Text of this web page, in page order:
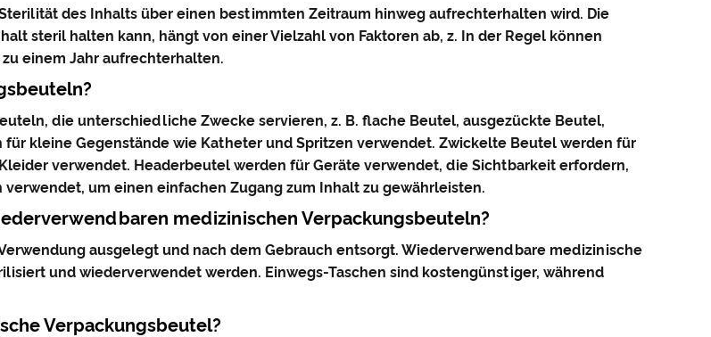
des Inhalts über einen bestimmten Zeitraum hinweg aufrechterhalten wird. Die
steril halten kann, hängt von einer Vielzahl von Faktoren ab, z. In der Regel können
einem Jahr aufrechterhalten.
die unterschiedliche Zwecke servieren, z. B. flache Beutel, ausgezückte Beutel,
kleine Gegenstände wie Katheter und Spritzen verwendet. Zwickelte Beutel werden für
verwendet. Headerbeutel werden für Geräte verwendet, die Sichtbarkeit erfordern,
um einen einfachen Zugang zum Inhalt zu gewährleisten.
medizinischen Verpackungsbeuteln?
ausgelegt und nach dem Gebrauch entsorgt. Wiederverwendbare medizinische
und wiederverwendet werden. Einwegs-Taschen sind kostengünstiger, während
Verpackungsbeutel?